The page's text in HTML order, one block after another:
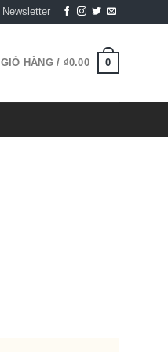
Newsletter
GIỎ HÀNG / ₫0.00 0